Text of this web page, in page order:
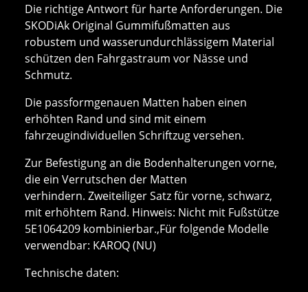
Die richtige Antwort für harte Anforderungen. Die
SKODiAk Original Gummifußmatten aus
robustem und wasserundurchlässigem Material
schützen den Fahrgastraum vor Nässe und
Schmutz.
Die passformgenauen Matten haben einen
erhöhten Rand und sind mit einem
fahrzeugindividuellen Schriftzug versehen.
Zur Befestigung an die Bodenhalterungen vorne,
die ein Verrutschen der Matten
verhindern. Zweiteiliger Satz für vorne, schwarz,
mit erhöhtem Rand. Hinweis: Nicht mit Fußstütze
5E1064209 kombinierbar.,Für folgende Modelle
verwendbar: KAROQ (NU)
Technische daten: